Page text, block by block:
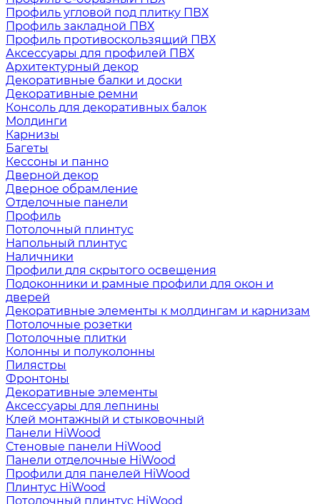
Профиль угловой под плитку ПВХ
Профиль закладной ПВХ
Профиль противоскользящий ПВХ
Аксессуары для профилей ПВХ
Архитектурный декор
Декоративные балки и доски
Декоративные ремни
Консоль для декоративных балок
Молдинги
Карнизы
Багеты
Кессоны и панно
Дверной декор
Дверное обрамление
Отделочные панели
Профиль
Потолочный плинтус
Напольный плинтус
Наличники
Профили для скрытого освещения
Подоконники и рамные профили для окон и
дверей
Декоративные элементы к молдингам и карнизам
Потолочные розетки
Потолочные плитки
Колонны и полуколонны
Пилястры
Фронтоны
Декоративные элементы
Аксессуары для лепнины
Клей монтажный и стыковочный
Панели HiWood
Стеновые панели HiWood
Панели отделочные HiWood
Профили для панелей HiWood
Плинтус HiWood
Потолочный плинтус HiWood